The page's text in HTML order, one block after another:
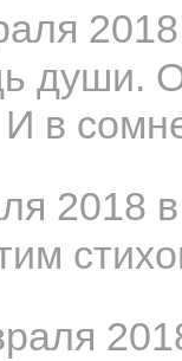
души.
в
2018